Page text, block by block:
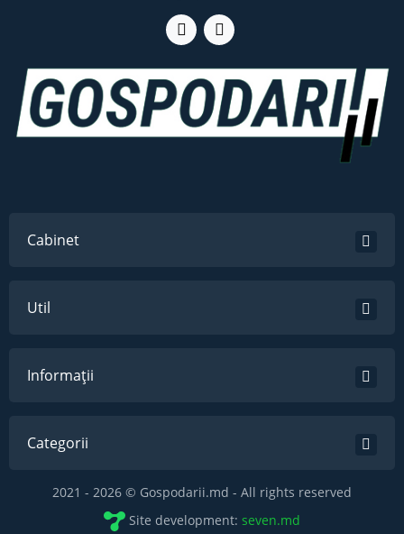
Cabinet
Util
Informații
Categorii
2021 - 2026 © Gospodarii.md - All rights reserved
Site development: seven.md